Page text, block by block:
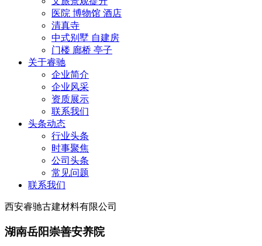
医院 博物馆 酒店
清真寺
中式别墅 自建房
门楼 廊桥 亭子
关于睿驰
企业简介
企业风采
资质展示
联系我们
头条动态
行业头条
时事聚焦
公司头条
常见问题
联系我们
西安睿驰古建材料有限公司
湖南岳阳崇善安养院